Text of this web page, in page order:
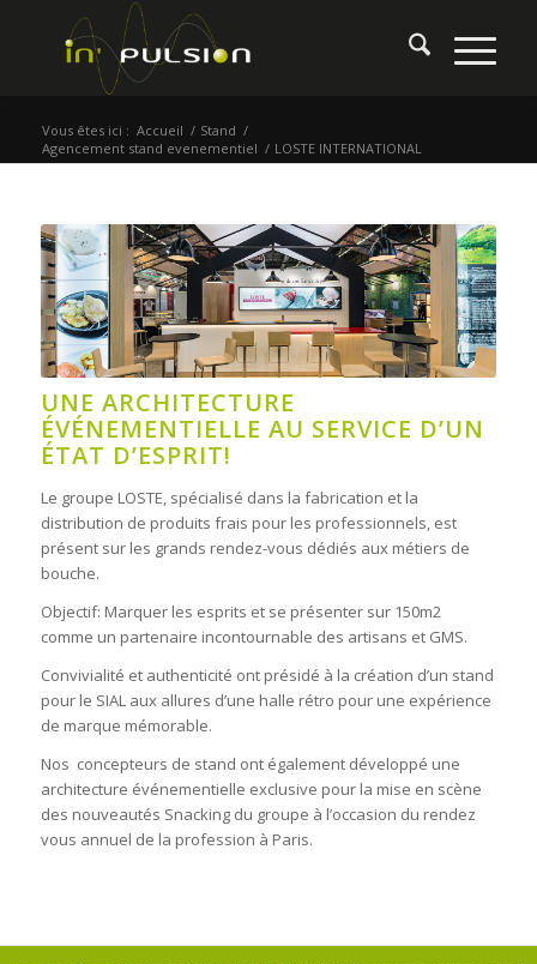
Vous êtes ici : Accueil / Stand /
Agencement stand evenementiel / LOSTE INTERNATIONAL
UNE ARCHITECTURE
ÉVÉNEMENTIELLE AU SERVICE D’UN
ÉTAT D’ESPRIT!
Le groupe LOSTE, spécialisé dans la fabrication et la
distribution de produits frais pour les professionnels, est
présent sur les grands rendez-vous dédiés aux métiers de
bouche.
Objectif: Marquer les esprits et se présenter sur 150m2
comme un partenaire incontournable des artisans et GMS.
Convivialité et authenticité ont présidé à la création d’un stand
pour le SIAL aux allures d’une halle rétro pour une expérience
de marque mémorable.
Nos concepteurs de stand ont également développé une
architecture événementielle exclusive pour la mise en scène
des nouveautés Snacking du groupe à l’occasion du rendez
vous annuel de la profession à Paris.